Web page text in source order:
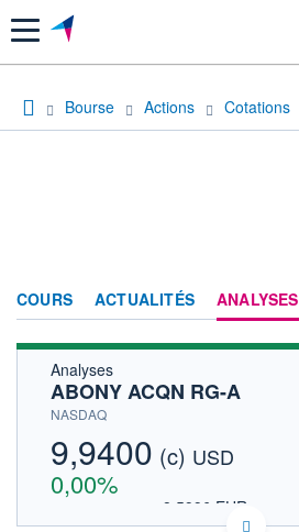
Menu
Bourse Actions Cotations
COURS ACTUALITÉS ANALYSES
Analyses
ABONY ACQN RG-A
NASDAQ
9,9400 (c) USD
0,00%
8,5996 EUR